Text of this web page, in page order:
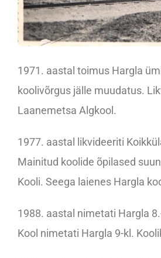
1971. aastal toimus Hargla
koolivõrgus jälle muudatus.
Laanemetsa Algkool.
1977. aastal likvideeriti
Mainitud koolide õpilased
Kooli. Seega laienes Hargla
1988. aastal nimetati Hargla
Kool nimetati Hargla 9-kl.